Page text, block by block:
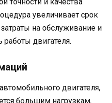
увеличивает срок
на обслуживание и
двигателя.
двигателя,
большим нагрузкам,